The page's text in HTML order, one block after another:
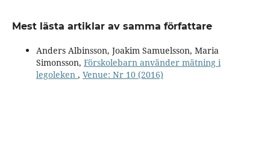
Mest lästa artiklar av samma författare
Anders Albinsson, Joakim Samuelsson, Maria
Simonsson, Förskolebarn använder mätning i
legoleken , Venue: Nr 10 (2016)